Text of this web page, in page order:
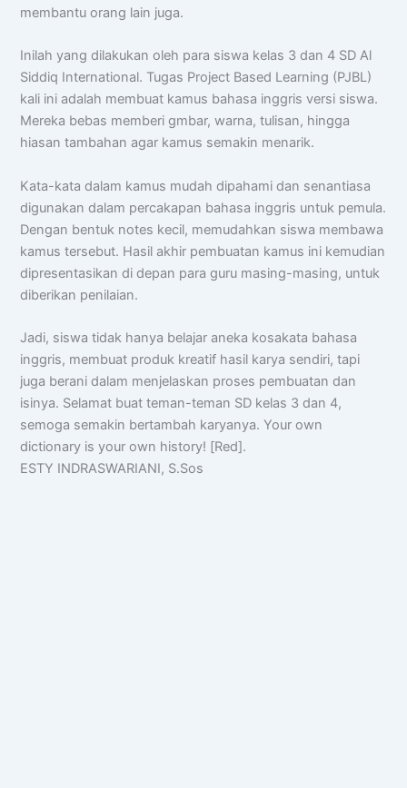
membantu orang lain juga.
Inilah yang dilakukan oleh para siswa kelas 3 dan 4 SD Al
Siddiq International. Tugas Project Based Learning (PJBL)
kali ini adalah membuat kamus bahasa inggris versi siswa.
Mereka bebas memberi gmbar, warna, tulisan, hingga
hiasan tambahan agar kamus semakin menarik.
Kata-kata dalam kamus mudah dipahami dan senantiasa
digunakan dalam percakapan bahasa inggris untuk pemula.
Dengan bentuk notes kecil, memudahkan siswa membawa
kamus tersebut. Hasil akhir pembuatan kamus ini kemudian
dipresentasikan di depan para guru masing-masing, untuk
diberikan penilaian.
Jadi, siswa tidak hanya belajar aneka kosakata bahasa
inggris, membuat produk kreatif hasil karya sendiri, tapi
juga berani dalam menjelaskan proses pembuatan dan
isinya. Selamat buat teman-teman SD kelas 3 dan 4,
semoga semakin bertambah karyanya. Your own
dictionary is your own history! [Red].
ESTY INDRASWARIANI, S.Sos